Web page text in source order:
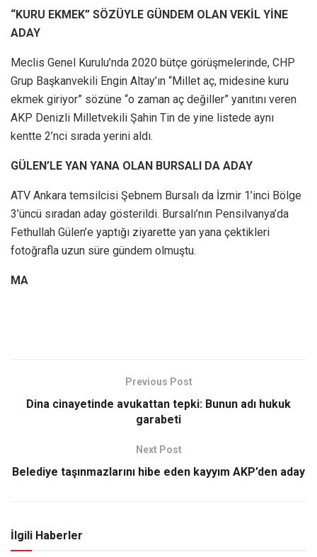
“KURU EKMEK” SÖZÜYLE GÜNDEM OLAN VEKİL YİNE
ADAY
Meclis Genel Kurulu’nda 2020 bütçe görüşmelerinde, CHP
Grup Başkanvekili Engin Altay’ın “Millet aç, midesine kuru
ekmek giriyor” sözüne “o zaman aç değiller” yanıtını veren
AKP Denizli Milletvekili Şahin Tin de yine listede aynı
kentte 2’nci sırada yerini aldı.
GÜLEN’LE YAN YANA OLAN BURSALI DA ADAY
ATV Ankara temsilcisi Şebnem Bursalı da İzmir 1’inci Bölge
3’üncü sıradan aday gösterildi. Bursalı’nın Pensilvanya’da
Fethullah Gülen’e yaptığı ziyarette yan yana çektikleri
fotoğrafla uzun süre gündem olmuştu.
MA
Previous Post
Dina cinayetinde avukattan tepki: Bunun adı hukuk
garabeti
Next Post
Belediye taşınmazlarını hibe eden kayyım AKP’den aday
İlgili Haberler